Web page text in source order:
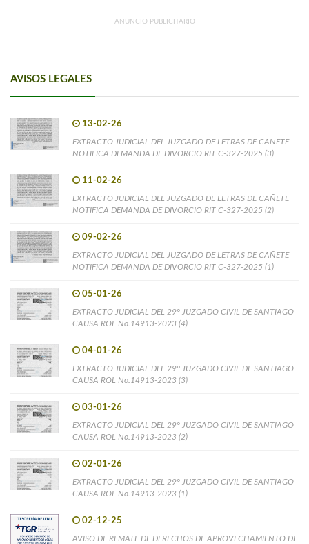
ANUNCIO PUBLICITARIO
AVISOS LEGALES
13-02-26
EXTRACTO JUDICIAL DEL JUZGADO DE LETRAS DE CAÑETE
NOTIFICA DEMANDA DE DIVORCIO RIT C-327-2025 (3)
11-02-26
EXTRACTO JUDICIAL DEL JUZGADO DE LETRAS DE CAÑETE
NOTIFICA DEMANDA DE DIVORCIO RIT C-327-2025 (2)
09-02-26
EXTRACTO JUDICIAL DEL JUZGADO DE LETRAS DE CAÑETE
NOTIFICA DEMANDA DE DIVORCIO RIT C-327-2025 (1)
05-01-26
EXTRACTO JUDICIAL DEL 29° JUZGADO CIVIL DE SANTIAGO
CAUSA ROL No.14913-2023 (4)
04-01-26
EXTRACTO JUDICIAL DEL 29° JUZGADO CIVIL DE SANTIAGO
CAUSA ROL No.14913-2023 (3)
03-01-26
EXTRACTO JUDICIAL DEL 29° JUZGADO CIVIL DE SANTIAGO
CAUSA ROL No.14913-2023 (2)
02-01-26
EXTRACTO JUDICIAL DEL 29° JUZGADO CIVIL DE SANTIAGO
CAUSA ROL No.14913-2023 (1)
02-12-25
AVISO DE REMATE DE DERECHOS DE APROVECHAMIENTO DE